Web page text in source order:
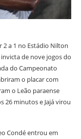
a 1 no Estádio Nilton
de nove jogos do
do Campeonato
o placar com
o Leão paraense
26 minutos e Jajá virou
Condé entrou em